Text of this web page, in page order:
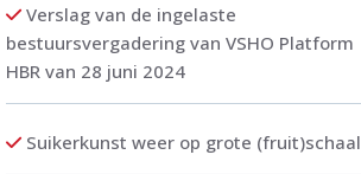
Verslag van de ingelaste
bestuursvergadering van VSHO Platform
HBR van 28 juni 2024
Suikerkunst weer op grote (fruit)schaal